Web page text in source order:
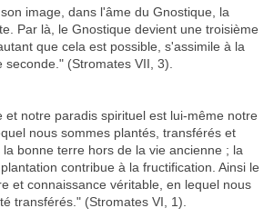
image, dans l'âme du Gnostique, la
Par là, le Gnostique devient une troisième
que cela est possible, s'assimile à la
seconde." (Stromates VII, 3).
et notre paradis spirituel est lui-même notre
nous sommes plantés, transférés et
bonne terre hors de la vie ancienne ; la
contribue à la fructification. Ainsi le
et connaissance véritable, en lequel nous
transférés." (Stromates VI, 1).